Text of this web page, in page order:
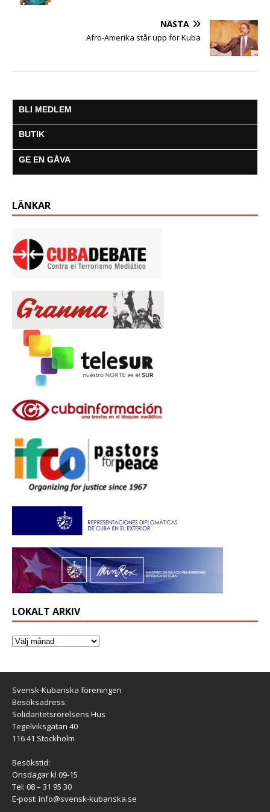
NÄSTA
Afro-Amerika står upp för Kuba
BLI MEDLEM
BUTIK
GE EN GÅVA
LÄNKAR
LOKALT ARKIV
Svensk-Kubanska föreningen
Besöksadress:
Solidaritetsrörelsens Hus
Tegelviksgatan 40
116 41 Stockholm
Besökstid:
Onsdagar kl 09-15
Tel: 08 – 31 95 30
E-post: info@svensk-kubanska.se